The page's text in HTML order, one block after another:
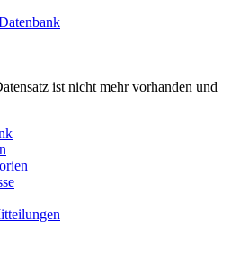
ist nicht mehr vorhanden und